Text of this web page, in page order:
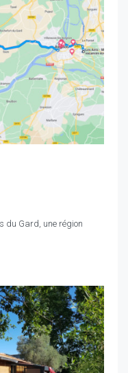
du Gard, une région